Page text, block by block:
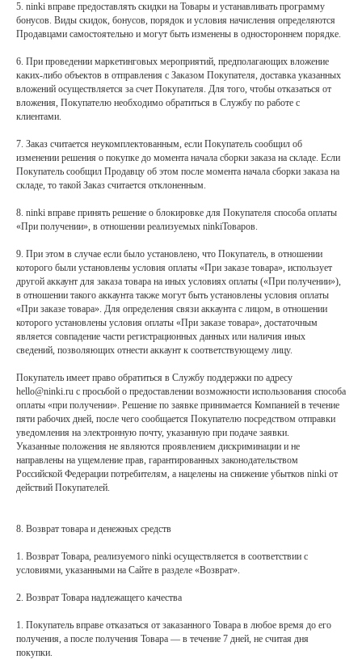
5. ninki вправе предоставлять скидки на Товары и устанавливать программу
бонусов. Виды скидок, бонусов, порядок и условия начисления определяются
Продавцами самостоятельно и могут быть изменены в одностороннем порядке.
6. При проведении маркетинговых мероприятий, предполагающих вложение
каких-либо объектов в отправления с Заказом Покупателя, доставка указанных
вложений осуществляется за счет Покупателя. Для того, чтобы отказаться от
вложения, Покупателю необходимо обратиться в Службу по работе с
клиентами.
7. Заказ считается неукомплектованным, если Покупатель сообщил об
изменении решения о покупке до момента начала сборки заказа на складе. Если
Покупатель сообщил Продавцу об этом после момента начала сборки заказа на
складе, то такой Заказ считается отклоненным.
8. ninki вправе принять решение о блокировке для Покупателя способа оплаты
«При получении», в отношении реализуемых ninkiТоваров.
9. При этом в случае если было установлено, что Покупатель, в отношении
которого были установлены условия оплаты «При заказе товара», использует
другой аккаунт для заказа товара на иных условиях оплаты («При получении»),
в отношении такого аккаунта также могут быть установлены условия оплаты
«При заказе товара». Для определения связи аккаунта с лицом, в отношении
которого установлены условия оплаты «При заказе товара», достаточным
является совпадение части регистрационных данных или наличия иных
сведений, позволяющих отнести аккаунт к соответствующему лицу.
Покупатель имеет право обратиться в Службу поддержки по адресу
hello@ninki.ru с просьбой о предоставлении возможности использования способа
оплаты «при получении». Решение по заявке принимается Компанией в течение
пяти рабочих дней, после чего сообщается Покупателю посредством отправки
уведомления на электронную почту, указанную при подаче заявки.
Указанные положения не являются проявлением дискриминации и не
направлены на ущемление прав, гарантированных законодательством
Российской Федерации потребителям, а нацелены на снижение убытков ninki от
действий Покупателей.
8. Возврат товара и денежных средств
1. Возврат Товара, реализуемого ninki осуществляется в соответствии с
условиями, указанными на Сайте в разделе «Возврат».
2. Возврат Товара надлежащего качества
1. Покупатель вправе отказаться от заказанного Товара в любое время до его
получения, а после получения Товара — в течение 7 дней, не считая дня
покупки.